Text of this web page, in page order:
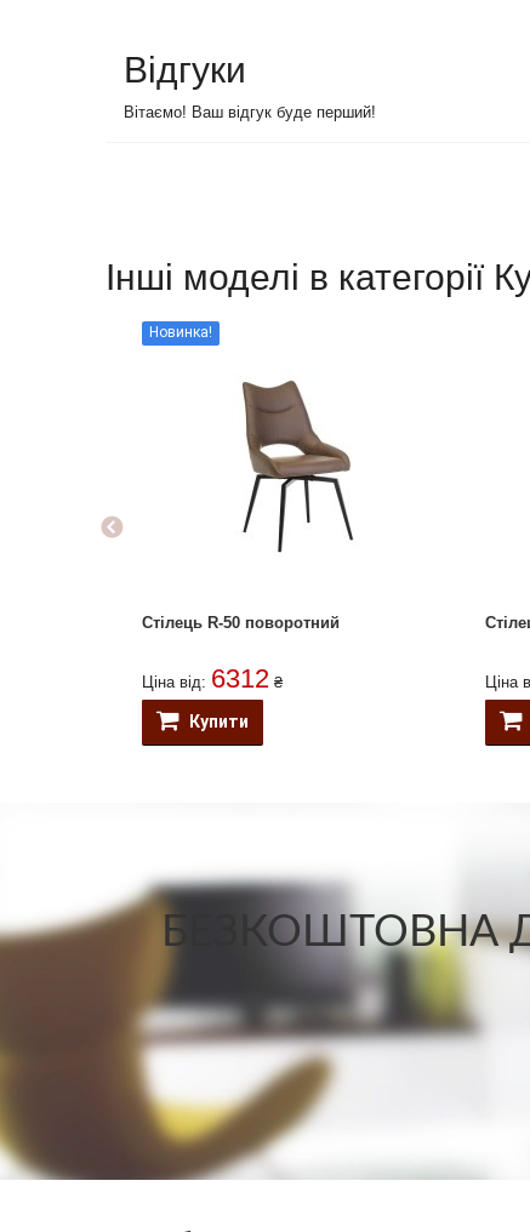
Відгуки
Вітаємо! Ваш відгук буде перший!
Інші моделі в категорії
Новинка!
Стілець R-50 поворотний
Ціна від: 6312 ₴
Купити
Ціна
БЕЗКОШТОВНА